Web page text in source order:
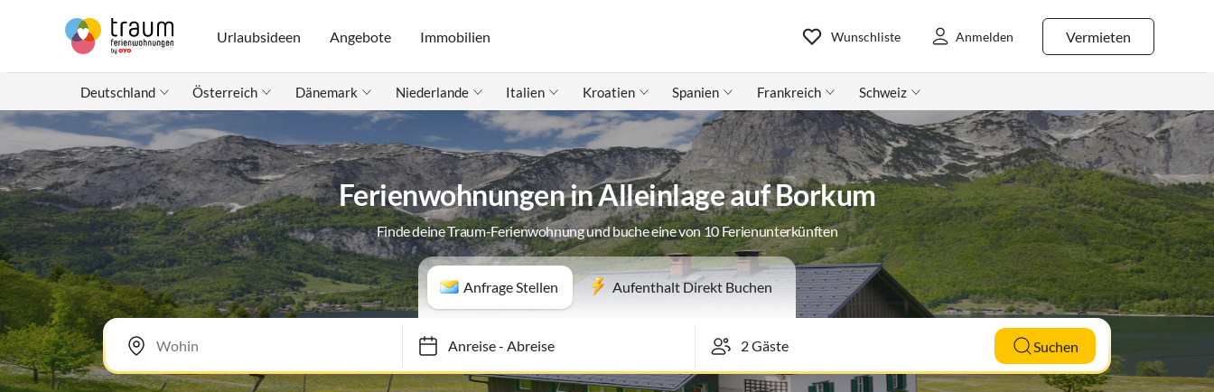
Urlaubsideen Angebote Immobilien Vermieten
Wunschliste Anmelden
Deutschland Österreich Dänemark Niederlande Italien Kroatien Spanien Frankreich Schweiz
Ferienwohnungen in Alleinlage auf Borkum
Finde deine Traum-Ferienwohnung und buche eine von 10 Ferienunterkünften
Anfrage Stellen Aufenthalt Direkt Buchen
Anreise-Abreise Suchen